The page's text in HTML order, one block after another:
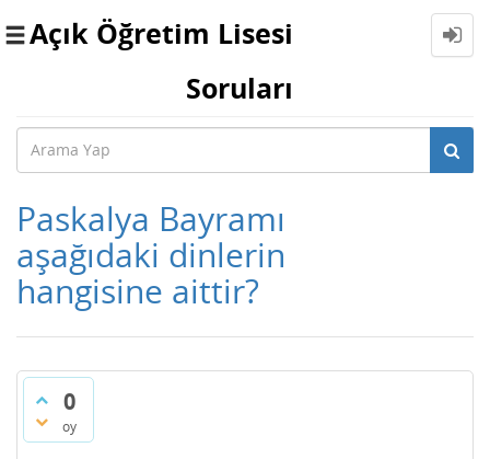
Toggle
Açık Öğretim Lisesi
Soruları
Paskalya Bayramı
aşağıdaki dinlerin
hangisine aittir?
0
oy